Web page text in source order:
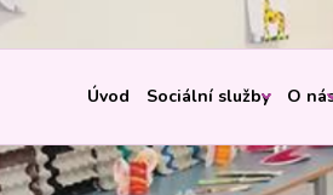
Úvod Sociální služby O